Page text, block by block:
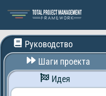
Руководство
Шаги проекта
Идея